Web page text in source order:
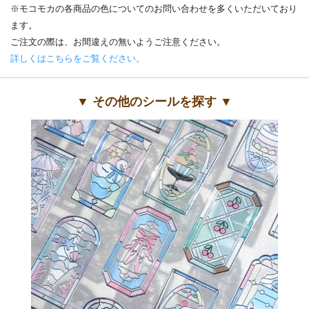
※モコモカの各商品の色についてのお問い合わせを多くいただいており
ます。
ご注文の際は、お間違えの無いようご注意ください。
詳しくはこちらをご覧ください。
▼ その他のシールを探す ▼